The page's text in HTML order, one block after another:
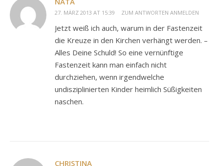
27. MÄRZ 2013 AT 15:39 ZUM ANTWORTEN ANMELDEN
Jetzt weiß ich auch, warum in der Fastenzeit
die Kreuze in den Kirchen verhängt werden. –
Alles Deine Schuld! So eine vernünftige
Fastenzeit kann man einfach nicht
durchziehen, wenn irgendwelche
undisziplinierten Kinder heimlich Süßigkeiten
naschen.
CHRISTINA